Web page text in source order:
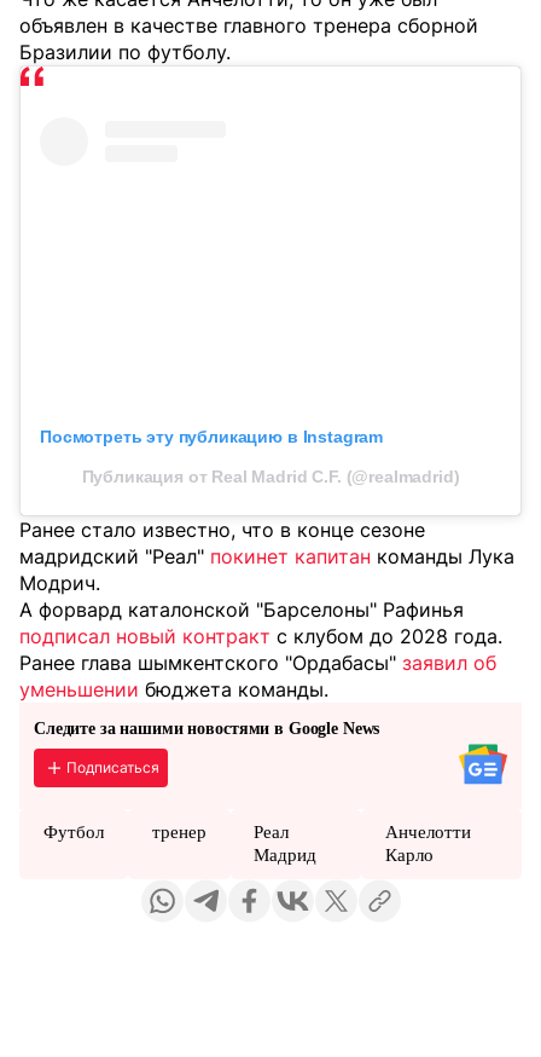
объявлен в качестве главного тренера сборной
Бразилии по футболу.
Посмотреть эту публикацию в Instagram
Публикация от Real Madrid C.F. (@realmadrid)
Ранее стало известно, что в конце сезоне
мадридский "Реал" покинет капитан команды Лука
Модрич.
А форвард каталонской "Барселоны" Рафинья
подписал новый контракт с клубом до 2028 года.
Ранее глава шымкентского "Ордабасы" заявил об
уменьшении бюджета команды.
Следите за нашими новостями в Google News
Подписаться
Футбол тренер
Реал
Мадрид
Анчелотти
Карло